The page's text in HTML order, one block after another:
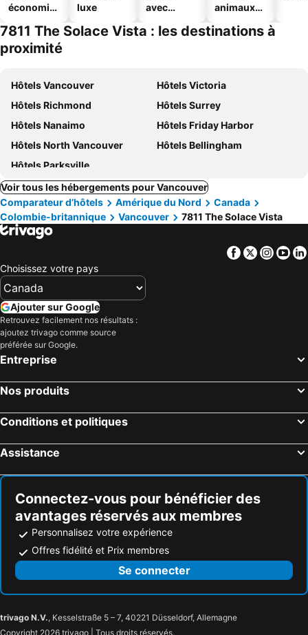
économiq
luxe
avec
animaux
7811 The Solace Vista : les destinations à
proximité
Hôtels Vancouver
Hôtels Victoria
Hôtels Richmond
Hôtels Surrey
Hôtels Nanaimo
Hôtels Friday Harbor
Hôtels North Vancouver
Hôtels Bellingham
Hôtels Parksville
Voir tous les hébergements pour Vancouver
Comparateur d’hôtels
Amérique du Nord
Canada
Colombie-britannique
Vancouver 7811 The Solace Vista
Facebook
Twitter
Choisissez votre pays
Ajouter sur Google
Retrouvez facilement nos résultats :
ajoutez trivago comme source
préférée sur Google.
Entreprise
Nos produits
Conditions et politiques
Assistance
Connectez-vous pour bénéficier des
avantages réservés aux membres
Personnalisez votre expérience
Offres fidélité et Prix membres
Se connecter
trivago N.V., Kesselstraße 5 – 7, 40221 Düsseldorf, Allemagne
Copyright 2026 trivago | Tous droits réservés.